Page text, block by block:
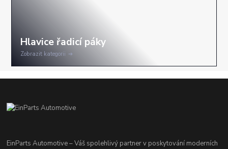
Zobrazit kategorii
EinParts Automotive – Váš spolehlivý partner v poskytování moderních